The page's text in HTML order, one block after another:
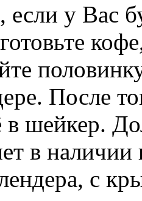
у Вас
После
в шейкер.
в
с